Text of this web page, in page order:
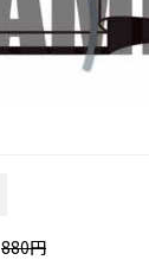
880円